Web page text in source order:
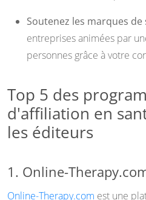
Soutenez les marques
entreprises animées par
personnes grâce à votre
Top 5 des
d'affiliation en
les éditeurs
1. Online-
Online-Therapy.com est une